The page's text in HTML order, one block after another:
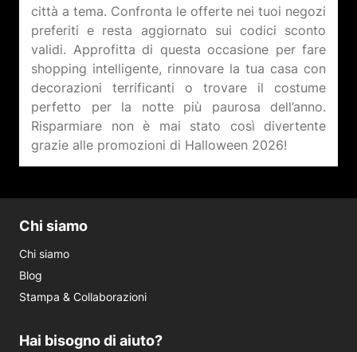
città a tema. Confronta le offerte nei tuoi negozi
preferiti e resta aggiornato sui codici sconto
validi. Approfitta di questa occasione per fare
shopping intelligente, rinnovare la tua casa con
decorazioni terrificanti o trovare il costume
perfetto per la notte più paurosa dell’anno.
Risparmiare non è mai stato così divertente
Chi siamo
Chi siamo
Blog
Stampa & Collaborazioni
Hai bisogno di aiuto?